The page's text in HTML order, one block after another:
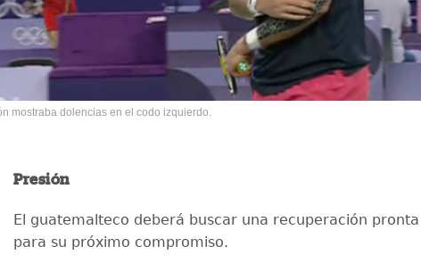
mostraba dolencias en el codo izquierdo.
Presión
El guatemalteco deberá buscar una recuperación pronta
para su próximo compromiso.